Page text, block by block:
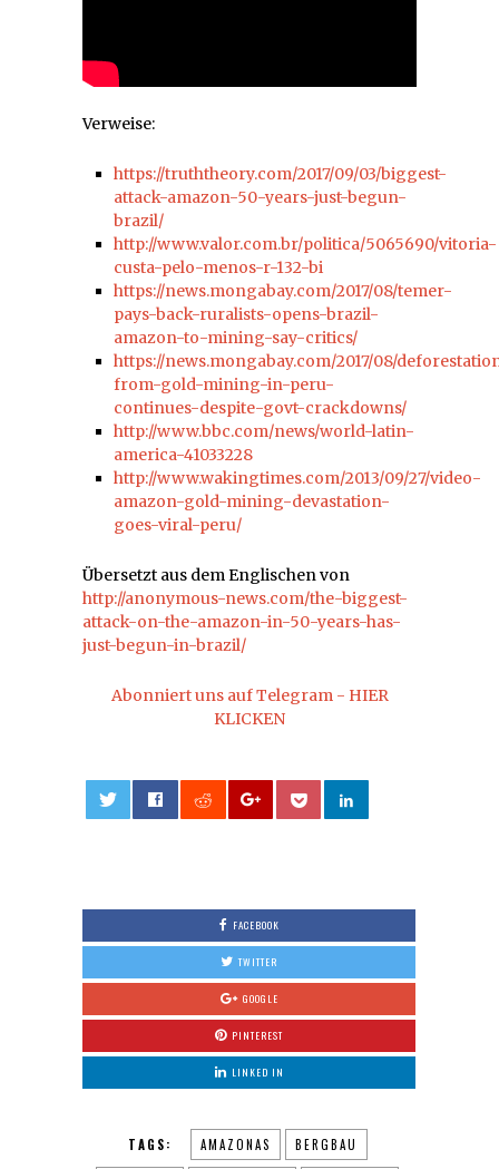
Verweise:
https://truththeory.com/2017/09/03/biggest-
attack-amazon-50-years-just-begun-
brazil/
http://www.valor.com.br/politica/5065690/vitoria-
custa-pelo-menos-r-132-bi
https://news.mongabay.com/2017/08/temer-
pays-back-ruralists-opens-brazil-
amazon-to-mining-say-critics/
https://news.mongabay.com/2017/08/
from-gold-mining-in-peru-
continues-despite-govt-crackdowns/
http://www.bbc.com/news/world-latin-
america-41033228
http://www.wakingtimes.com/2013/09/27/video-
amazon-gold-mining-devastation-
goes-viral-peru/
Übersetzt aus dem Englischen von
http://anonymous-news.com/the-biggest-
attack-on-the-amazon-in-50-years-has-
just-begun-in-brazil/
Abonniert uns auf Telegram - HIER
KLICKEN
FACEBOOK
TWITTER
GOOGLE
PINTEREST
LINKED IN
TAGS: AMAZONAS BERGBAU